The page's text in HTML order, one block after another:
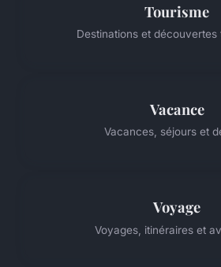
Tourisme
Destinations et découvertes
Vacance
Vacances, séjours et
Voyage
Voyages, itinéraires et